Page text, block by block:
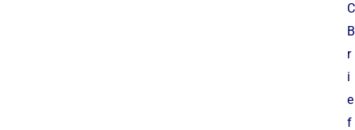
C
B
r
i
e
f